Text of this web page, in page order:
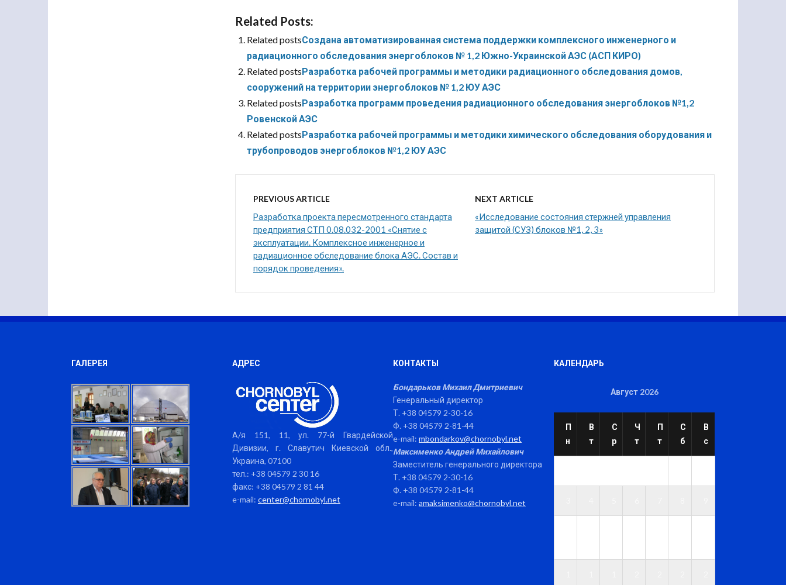
Related Posts:
Related postsСоздана автоматизированная система поддержки комплексного инженерного и
радиационного обследования энергоблоков № 1,2 Южно-Украинской АЭС (АСП КИРО)
Related postsРазработка рабочей программы и методики радиационного обследования домов,
сооружений на территории энергоблоков № 1,2 ЮУ АЭС
Related postsРазработка программ проведения радиационного обследования энергоблоков №1,2
Ровенской АЭС
Related postsРазработка рабочей программы и методики химического обследования оборудования и
трубопроводов энергоблоков №1,2 ЮУ АЭС
PREVIOUS ARTICLE
Разработка проекта пересмотренного стандарта
предприятия СТП 0.08.032-2001 «Снятие с
эксплуатации. Комплексное инженерное и
радиационное обследование блока АЭС. Состав и
порядок проведения».
NEXT ARTICLE
«Исследование состояния стержней управления
защитой (СУЗ) блоков №1, 2, 3»
ГАЛЕРЕЯ АДРЕС
А/я 151, 11, ул. 77-й Гвардейской
Дивизии, г. Славутич Киевской обл.,
Украина, 07100
тел.: +38 04579 2 30 16
факс: +38 04579 2 81 44
e-mail: center@chornobyl.net
КОНТАКТЫ
Бондарьков Михаил Дмитриевич
Генеральный директор
Т. +38 04579 2-30-16
Ф. +38 04579 2-81-44
e-mail: mbondarkov@chornobyl.net
Максименко Андрей Михайлович
Заместитель генерального директора
Т. +38 04579 2-30-16
Ф. +38 04579 2-81-44
e-mail: amaksimenko@chornobyl.net
КАЛЕНДАРЬ
Август 2026
П
н
В
т
С
р
Ч
т
П
т
С
б
В
с